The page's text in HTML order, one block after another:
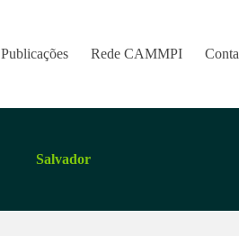
Publicações Rede CAMMPI
Salvador